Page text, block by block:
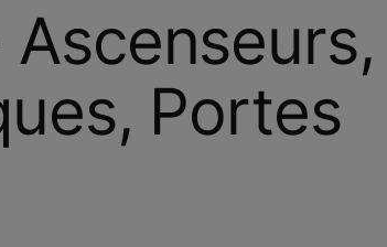
Ascenseurs,
Portes